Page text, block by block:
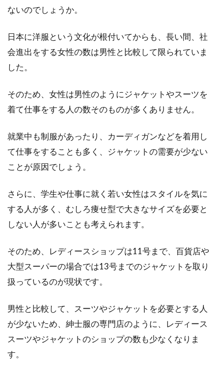
ニットとの重ね着コーデ！意外と人
お洒落女子たちは皆、それぞれ独自の重ね着コ
ーデをお持ちのようですね。様々な情報や経験
からご自...
ストールは夏にも大活躍！羽織る・
巻くなどで冷房やUV対策！
ストールといえば、防寒や日よけ、コーディネ
イトのワンポイントとして首回りを彩るファッ
ション小物と...
ジャケットにスラックスを合わせ
る！お洒落な組み合わせは？
メンズのビジネスコーデで注目を集めているの
が、ジャケットにスラックスを組み合わせるジ
ないのでしょうか。
日本に洋服という文化が根付いてからも、長い間、社
会進出をする女性の数は男性と比較して限られていま
した。
そのため、女性は男性のようにジャケットやスーツを
着て仕事をする人の数そのものが多くありません。
就業中も制服があったり、カーディガンなどを着用し
て仕事をすることも多く、ジャケットの需要が少ない
ことが原因でしょう。
さらに、学生や仕事に就く若い女性はスタイルを気に
する人が多く、むしろ痩せ型で大きなサイズを必要と
しない人が多いことも考えられます。
そのため、レディースショップは11号まで、百貨店や
大型スーパーの場合では13号までのジャケットを取り
扱っているのが現状です。
男性と比較して、スーツやジャケットを必要とする人
が少ないため、紳士服の専門店のように、レディース
スーツやジャケットのショップの数も少なくなりま
す。